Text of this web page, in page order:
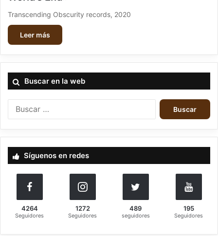
Transcending Obscurity records, 2020
Leer más
Buscar en la web
:
Síguenos en redes
4264
Seguidores
1272
Seguidores
489
seguidores
195
Seguidores